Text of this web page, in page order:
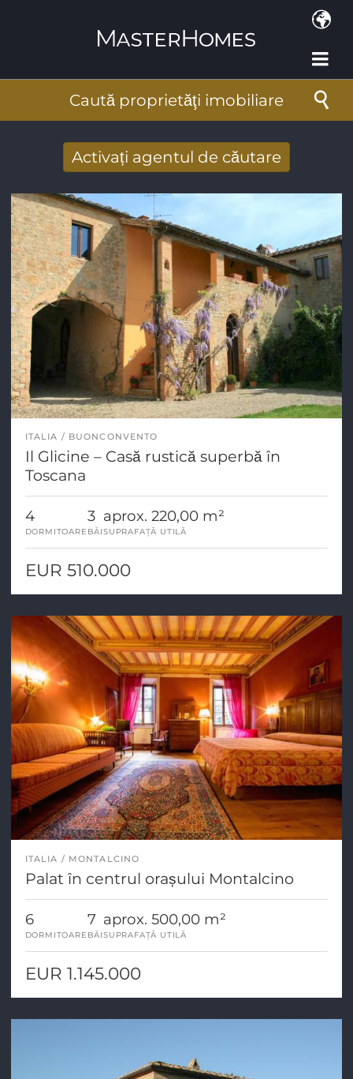
Caută proprietăţi imobiliare
Activați agentul de căutare
Adresa de e-mail
ITALIA BUONCONVENTO
Il Glicine – Casă rustică superbă în
Toscana
4
DORMITOARE
3
BĂI
aprox. 220,00 m²
SUPRAFAȚĂ UTILĂ
EUR 510.000
ITALIA MONTALCINO
Palat în centrul orașului Montalcino
6
DORMITOARE
7
BĂI
aprox. 500,00 m²
SUPRAFAȚĂ UTILĂ
EUR 1.145.000